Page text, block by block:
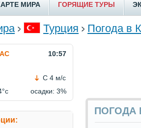
МИРА ГОРЯЩИЕ ТУРЫ
Турция Погода в
ПОГОДА
10:57
С 4 м/с
осадки: 3%